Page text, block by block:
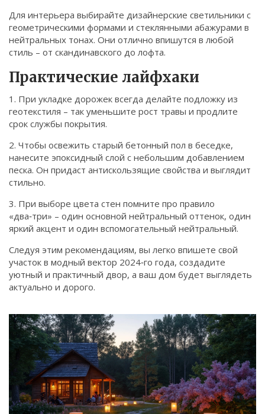
Для интерьера выбирайте дизайнерские светильники с
геометрическими формами и стеклянными абажурами в
нейтральных тонах. Они отлично впишутся в любой
стиль – от скандинавского до лофта.
Практические лайфхаки
1. При укладке дорожек всегда делайте подложку из
геотекстиля – так уменьшите рост травы и продлите
срок службы покрытия.
2. Чтобы освежить старый бетонный пол в беседке,
нанесите эпоксидный слой с небольшим добавлением
песка. Он придаст антискользящие свойства и выглядит
стильно.
3. При выборе цвета стен помните про правило
«два‑три» – один основной нейтральный оттенок, один
яркий акцент и один вспомогательный нейтральный.
Следуя этим рекомендациям, вы легко впишете свой
участок в модный вектор 2024‑го года, создадите
уютный и практичный двор, а ваш дом будет выглядеть
актуально и дорого.